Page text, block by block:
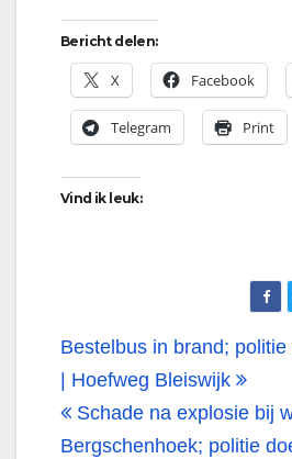
Bericht delen:
X Facebook
Telegram Print
Vind ik leuk:
Bericht
navigatie
Bestelbus in brand;
| Hoefweg Bleiswijk
Schade na explosie bij
Bergschenhoek; politie